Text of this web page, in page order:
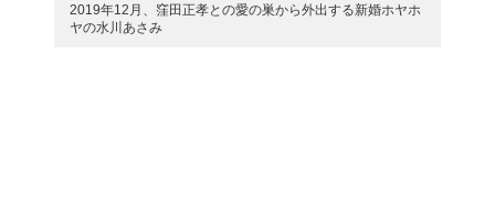
2019年12月、窪田正孝との愛の巣から外出する新婚ホヤホ
ヤの水川あさみ